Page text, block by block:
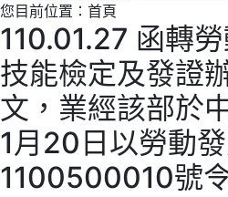
您目前位置： 首頁
110.01.27 函轉
技能檢定及發證
文，業經該部於
1月20日以勞動
1100500010號